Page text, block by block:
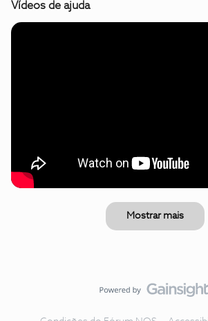
Vídeos de ajuda
Mostrar mais